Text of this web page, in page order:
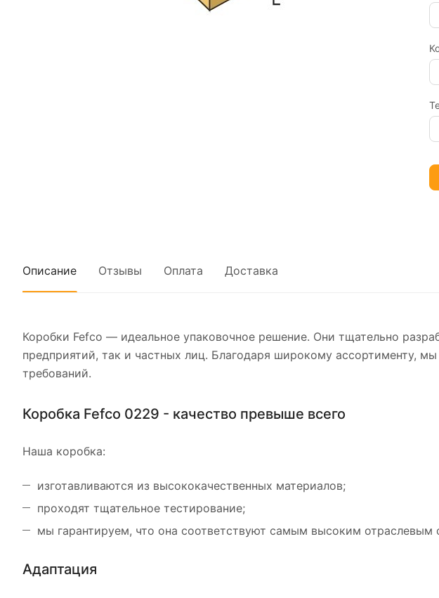
Описание Отзывы Оплата Доставка
Коробки Fefco — идеальное упаковочное решение. Они тщательно
предприятий, так и частных лиц. Благодаря широкому ассортименту,
требований.
Коробка Fefco 0229 - качество превыше всего
Наша коробка:
изготавливаются из высококачественных материалов;
проходят тщательное тестирование;
мы гарантируем, что она соответствуют самым высоким отраслевым
Адаптация